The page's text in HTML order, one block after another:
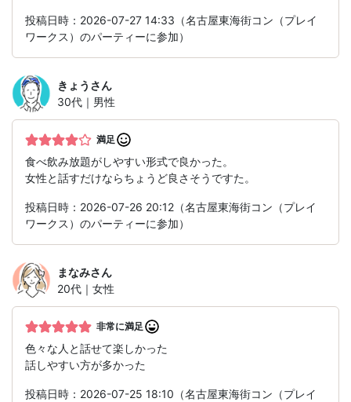
投稿日時：2026-07-27 14:33（名古屋東海街コン（プレイ
ワークス）のパーティーに参加）
きょう さん
30代｜男性
満足
食べ飲み放題がしやすい形式で良かった。
女性と話すだけならちょうど良さそうですた。
投稿日時：2026-07-26 20:12（名古屋東海街コン（プレイ
ワークス）のパーティーに参加）
まなみさん
20代｜女性
非常に満足
色々な人と話せて楽しかった
話しやすい方が多かった
投稿日時：2026-07-25 18:10（名古屋東海街コン（プレイ